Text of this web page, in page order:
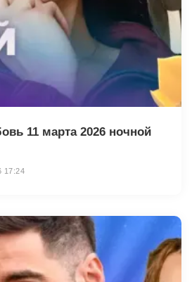
11 марта 2026 ночной
17:24